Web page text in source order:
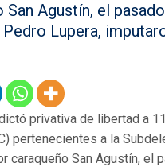
Agustín, el
Lupera,
privativa de libertad a
pertenecientes a la
caraqueño San Agustín, el